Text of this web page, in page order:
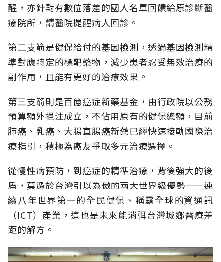
醒，亦針對有數位落差的國人名單回饋給原診斷醫
療院所，請醫院提醒病人回診。
第二支箭是健保給付的基因檢測，透過基因檢測精
準對應特定的標靶藥物，減少患者忍受無效治療的
副作用，且能有更好的治療效果。
第三支箭則是百億癌症新藥基金，由行政院以公務
預算額外挹注成立，不佔用原有的健保總額，目前
肺癌、乳癌、大腸直腸癌新藥已經快速接軌國際治
療指引，積極為癌友爭取多元治療選擇。
從慢性病預防，到癌症的精準治療，背後強大的後
盾，莫過於台灣引以為傲的兩大世界級優勢——連
續八年世界第一的全民健保、稱霸全球的資通訊
（ICT）產業，這也是未來能消弭台灣城鄉醫療差
距的解方。